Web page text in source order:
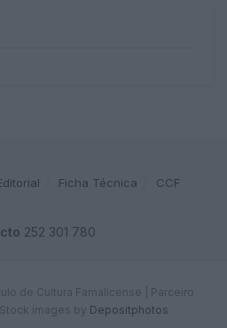
Ficha Técnica CCF
252 301 780
de Cultura Famalicense | Parceiro
Stock images by Depositphotos